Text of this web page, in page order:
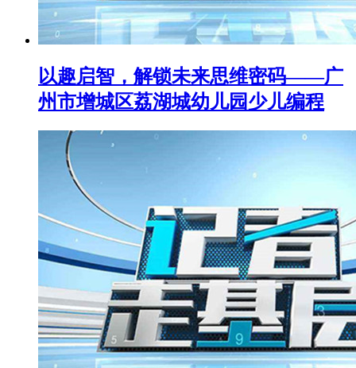
以趣启智，解锁未来思维密码——广
州市增城区荔湖城幼儿园少儿编程